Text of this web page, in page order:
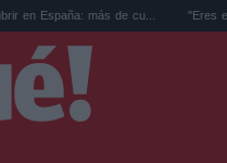
más de cu... "Eres el Rey más